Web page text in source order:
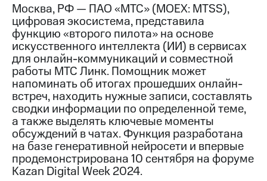
Медиа-центр
Пресс-
релизы
МТС
о технологиях
Достижения
Интервью
Финансовая
отчетность
Контакты
Москва, РФ — ПАО «МТС» (MOEX: MTSS),
цифровая экосистема, представила
функцию «второго пилота» на основе
искусственного интеллекта (ИИ) в сервисах
для онлайн-коммуникаций и совместной
работы МТС Линк. Помощник может
напоминать об итогах прошедших онлайн-
встреч, находить нужные записи, составлять
сводки информации по определенной теме,
а также выделять ключевые моменты
обсуждений в чатах. Функция разработана
на базе генеративной нейросети и впервые
продемонстрирована 10 сентября на форуме
Kazan Digital Week 2024.